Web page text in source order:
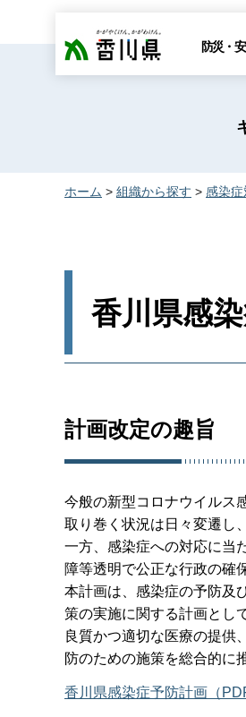
香川県 防災・
ホーム > 組織から探す > 感染症
香川県感
計画改定の趣旨
今般の新型コロナウイルス
取り巻く状況は日々変遷し
一方、感染症への対応に当
障等透明で公正な行政の確
本計画は、感染症の予防及
策の実施に関する計画とし
良質かつ適切な医療の提供
防のための施策を総合的に
香川県感染症予防計画（